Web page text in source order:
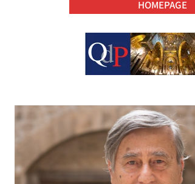
HOMEPAGE